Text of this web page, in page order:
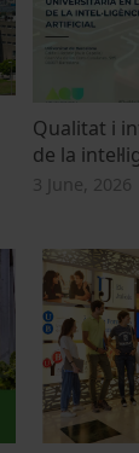
Qualitat i
de la
3 June, 2026